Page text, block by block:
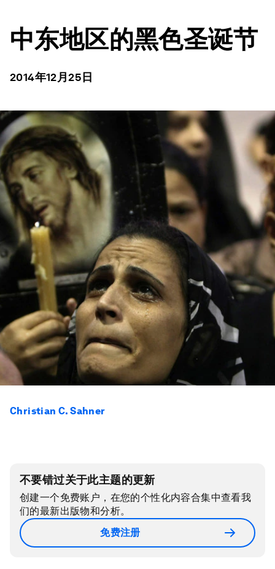
中东地区的黑色圣诞节
2014年12月25日
Christian C. Sahner
不要错过关于此主题的更新
创建一个免费账户，在您的个性化内容合集中查看我
们的最新出版物和分析。
免费注册